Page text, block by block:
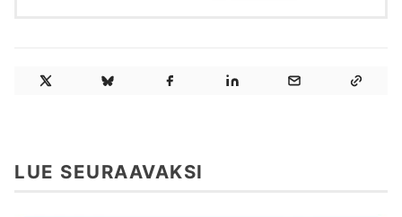
LUE SEURAAVAKSI